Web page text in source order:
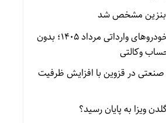
بنزین مشخص شد
فروش فوری خودروهای وارداتی مرداد ۱۴۰۵؛ بدون
وکالتی
در قزوین با افزایش ظرفیت
ویزا به پایان رسید؟